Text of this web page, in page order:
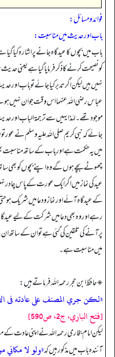
فوائد و مسائل:
باب اور حدیث میں مناسبت:
باب میں بچوں کا عیدگاہ جانے پر اشارہ کیا
کو نصیحت کرنے کا ذکر فرمایا گیا ہے یعنی
نہیں ہیں لیکن اگر تدبر کیا جائے تو باب
عباس رضی اللہ عنہما اس وقت جوان نہیں
موجود تھے۔ لہٰذا یہیں سے ترجمۃ الباب اور
جائے کہ نبی کریم صلی اللہ علیہ وسلم نے
میں یہ حکمت ہے اور باب کے ساتھ مناسبت
چھوٹے بچے ہوں گے وہ اپنے بچوں کو بھی
عید کی نماز میں اگر ایک عورت کے پاس چادر
کے عیدگاہ آئے اور نماز و دعا میں شریک ہو
رہے اور وہ بھی دعا میں شرکت کے لیے
پر آنے کی تلقین کی گئی ہے تو ان کے ساتھ
میں مناسبت ہے۔
◈ حافظ ابن حجر رحمہ اللہ فرماتے ہیں:
«لكن جري المصنف على عادته فى
[فتح الباري، ج2، ص590]
لیکن امام بخاری رحمہ اللہ نے اپنی عادت
آئندہ باب میں مذکور ہیں کہ«ولو لا